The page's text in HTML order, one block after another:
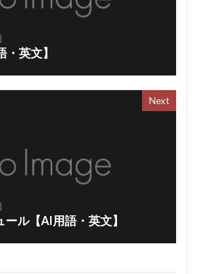
・英文】
Next
ル【AI用語・英文】